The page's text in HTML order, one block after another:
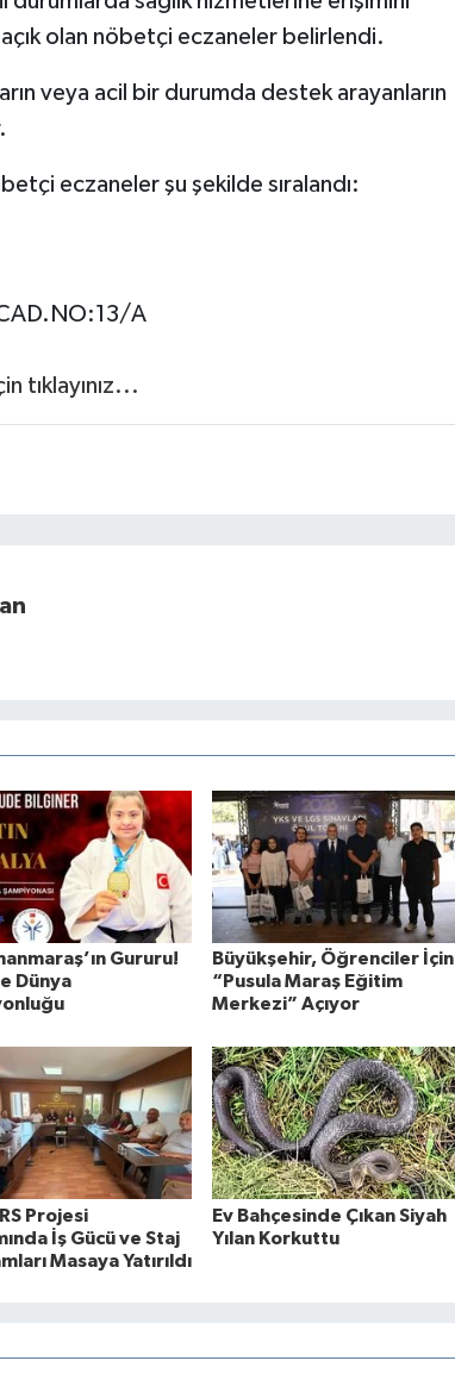
olan nöbetçi eczaneler belirlendi.
veya acil bir durumda destek arayanların
eczaneler şu şekilde sıralandı:
A
tıklayınız...
Gururu!
Dünya
Büyükşehir, Öğrenciler İçin
“Pusula Maraş Eğitim
Merkezi” Açıyor
Projesi
İş Gücü ve Staj
Masaya Yatırıldı
Ev Bahçesinde Çıkan Siyah
Yılan Korkuttu